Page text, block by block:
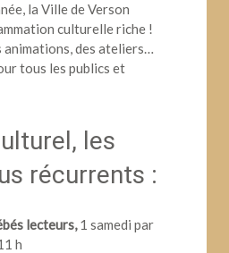
la Ville de Verson
culturelle riche !
animations, des ateliers…
tous les publics et
les
récurrents :
lecteurs,1 samedi par
h